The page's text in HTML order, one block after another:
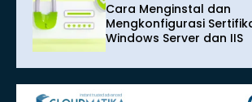
Cara Menginstal dan
Mengkonfigurasi
Windows Server dan IIS